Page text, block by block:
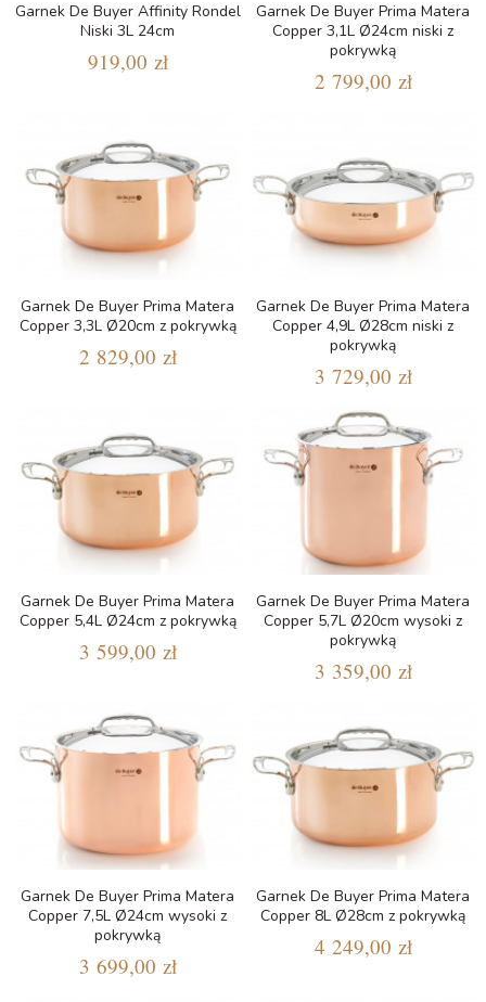
Garnek De Buyer Affinity Rondel
Niski 3L 24cm
919,00 zł
Garnek De Buyer Prima Matera
Copper 3,1L Ø24cm niski z
pokrywką
2 799,00 zł
Garnek De Buyer Prima Matera
Copper 3,3L Ø20cm z pokrywką
2 829,00 zł
Garnek De Buyer Prima Matera
Copper 4,9L Ø28cm niski z
pokrywką
3 729,00 zł
Garnek De Buyer Prima Matera
Copper 5,4L Ø24cm z pokrywką
3 599,00 zł
Garnek De Buyer Prima Matera
Copper 5,7L Ø20cm wysoki z
pokrywką
3 359,00 zł
Garnek De Buyer Prima Matera
Copper 7,5L Ø24cm wysoki z
pokrywką
3 699,00 zł
Garnek De Buyer Prima Matera
Copper 8L Ø28cm z pokrywką
4 249,00 zł